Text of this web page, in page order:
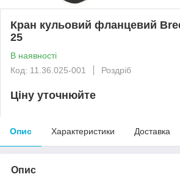
Кран кульовий фланцевий
25
В наявності
Код: 11.36.025-001
Роздріб
Ціну уточнюйте
Опис Характеристики Доставка
Опис